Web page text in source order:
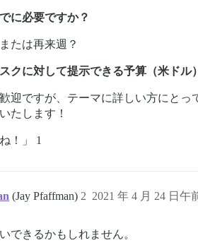
に必要ですか？
たは再来週？
クに対して提示できる予算（米ドル
迎ですが、テーマに詳しい方にとっ
たします！
！」 1
(Jay Pfaffman) 2021 年 4 月 24 日午
2
できるかもしれません。